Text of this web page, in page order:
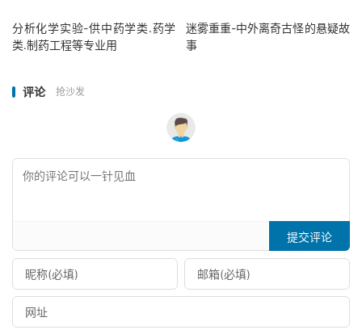
分析化学实验-供中药学类.药学
类.制药工程等专业用
迷雾重重-中外离奇古怪的悬疑故
事
评论 抢沙发
提交评论